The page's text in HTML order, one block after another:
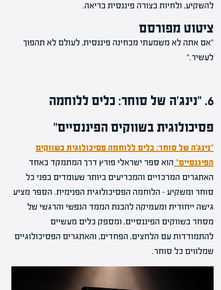
להשקיע, ולחיות בצורה פיננסית בריאה.
ציטוט מפורסם
"אם אתה לא משמעתי מבחינה פיננסית, לעולם לא תהפוך
לעשיר."
6. "נינג'ה של סוחר: כלים ללוחמה
פסיכולוגית בשווקים הפיננסיים"
"נינג'ה של סוחר: כלים ללוחמה פסיכולוגית בשווקים
הפיננסיים" הוא ספר ישראלי פורץ דרך המתמקד באחד
האתגרים המרכזיים והמכריעים ביותר שעומדים בפני כל
סוחר ומשקיע – הלוחמה הפסיכולוגית הפנימית. הספר מציע
גישה ייחודית ומעמיקה להבנת הממד הנפשי והרגשי של
מסחר בשווקים הפיננסיים, ומספק כלים מעשיים
להתמודדות עם הלחצים, הפחדים, והאתגרים הפסיכולוגיים
שמלווים כל סוחר.